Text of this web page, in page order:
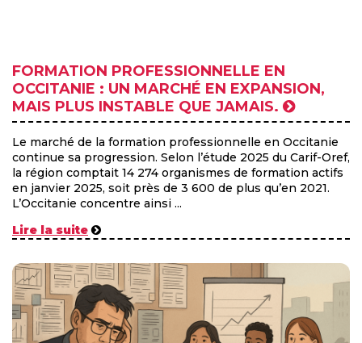
FORMATION PROFESSIONNELLE EN
OCCITANIE : UN MARCHÉ EN EXPANSION,
MAIS PLUS INSTABLE QUE JAMAIS.
Le marché de la formation professionnelle en Occitanie
continue sa progression. Selon l’étude 2025 du Carif-Oref,
la région comptait 14 274 organismes de formation actifs
en janvier 2025, soit près de 3 600 de plus qu’en 2021.
L’Occitanie concentre ainsi ...
Lire la suite